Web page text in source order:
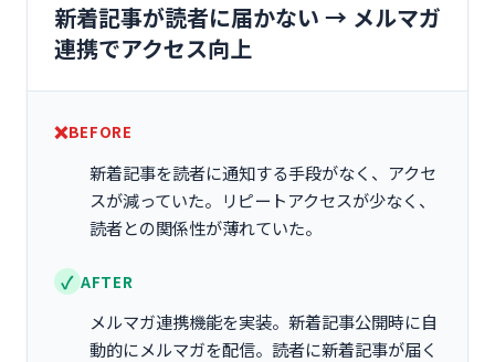
新着記事が読者に届かない → メルマガ
連携でアクセス向上
BEFORE
新着記事を読者に通知する手段がなく、アクセ
スが減っていた。リピートアクセスが少なく、
読者との関係性が薄れていた。
AFTER
メルマガ連携機能を実装。新着記事公開時に自
動的にメルマガを配信。読者に新着記事が届く